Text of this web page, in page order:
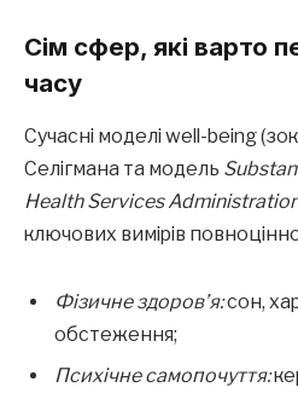
Сім сфер, які варто
часу
Сучасні моделі well-being
Селігмана та модель
Health Services
ключових вимірів
Фізичне здоров’я:сон,
обстеження;
Психічне самопочуття: